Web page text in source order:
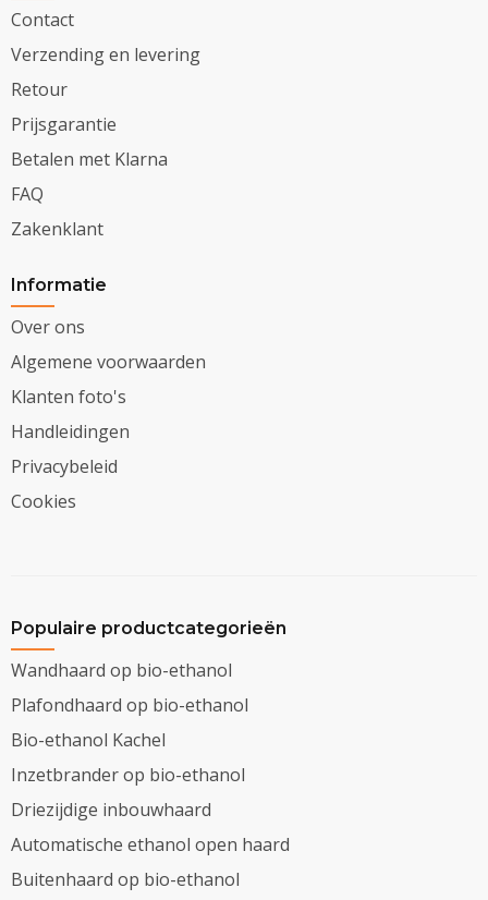
Contact
Verzending en levering
Retour
Prijsgarantie
Betalen met Klarna
FAQ
Zakenklant
Informatie
Over ons
Algemene voorwaarden
Klanten foto's
Handleidingen
Privacybeleid
Cookies
Populaire productcategorieën
Wandhaard op bio-ethanol
Plafondhaard op bio-ethanol
Bio-ethanol Kachel
Inzetbrander op bio-ethanol
Driezijdige inbouwhaard
Automatische ethanol open haard
Buitenhaard op bio-ethanol